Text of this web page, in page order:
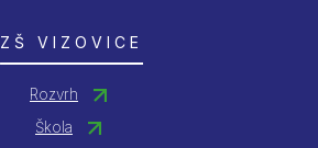
ZŠ VIZOVICE
Rozvrh
Škola